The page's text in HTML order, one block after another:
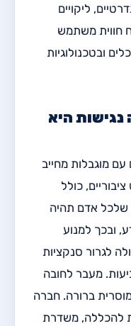
ליקויים
חווית משתמש
ובטכנולוגיות
נגישות היא
עם מוגבלות מחייב
כולל
שלכל אדם תהיה
ובכך למנוע
לגרור סנקציות
מעבר לחובה
ברורה. חברה
להכללה, משדרת